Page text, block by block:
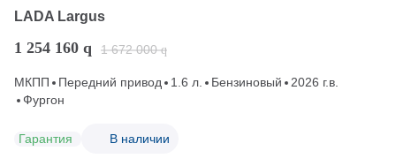
LADA Largus
1 254 160 q 1 672 000 q
МКПП Передний привод 1.6 л. Бензиновый
2026 г.в.
Фургон
Гарантия В наличии